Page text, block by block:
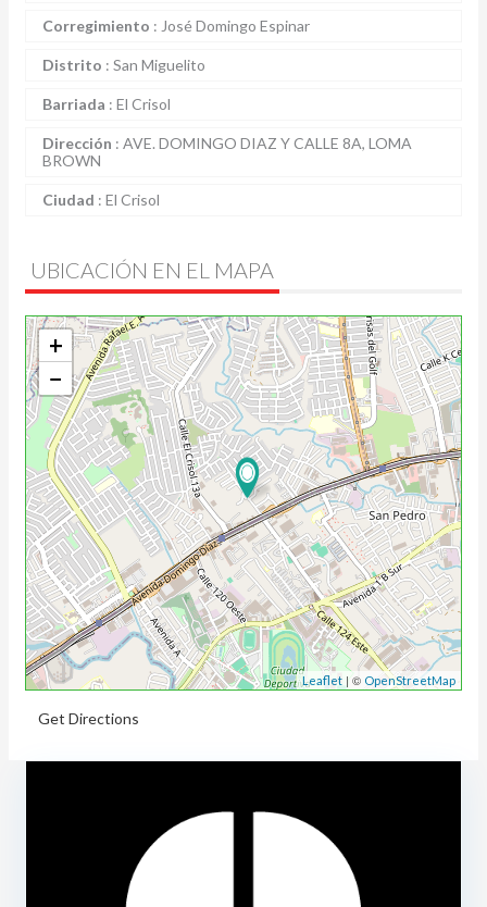
Corregimiento : José Domingo Espinar
Distrito : San Miguelito
Barriada : El Crisol
Dirección : AVE. DOMINGO DIAZ Y CALLE 8A, LOMA
BROWN
Ciudad : El Crisol
UBICACIÓN EN EL MAPA
+
−
Leaflet | © OpenStreetMap
Get Directions